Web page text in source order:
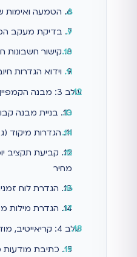
6. הטמעה ואימות של תגי מעקב
7. בדיקת מעקב המרות
8. קישור חשבונות חיוניים
9. וידוא הגדרות חיוב
שלב 3: מבנה הקמפיין והגדרות מיקוד
10. בניית מבנה קבוצות מודעות הגיוני
11. הגדרות מיקוד (גאוגרפיה ושפות)
12. קביעת תקציב
מחיר
13. הגדרת לוח זמנים להצגת מודעות
14. הגדרת מילות מפתח שליליות
שלב 4: קריאייטיב, מודעות ודפי נחיתה
15. כתיבת